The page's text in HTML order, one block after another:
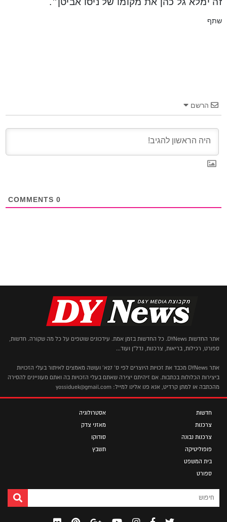
שתף
הרשם
0
אתר החדשות DYNews. כל החדשות בזמן אמת. עידכונים שוטפים על כל מה שקורה. חדשות,
ספורט, רכילות, בריאות, צרכנות, נדל"ן ועוד...
אתר DYNews מכבד את זכויות היוצרים לפי ס' 27א' ועושה מאמצים לאיתור בעלי הזכויות
ביצירות הכלולות בכתבות. אם זיהיתם יצירה שאתם בעלי הזכויות בה ואתם מעוניינים להסירה
מהכתבה או למתן קרדיט, אנא פנו אלינו למייל: yossiduek@gmail.com
חדשות
צרכנות
צרכנות נבונה
פופוליטיקה
בית המשפט
ספורט
אסטרולוגיה
מאזני צדק
סודוקו
תשבץ